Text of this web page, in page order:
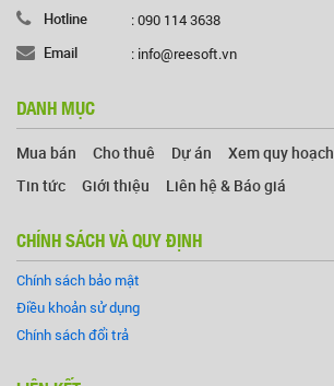
Hotline
: 090 114 3638
Email
: info@reesoft.vn
DANH MỤC
Mua bán Cho thuê Dự án Xem quy hoạch
Tin tức
Giới thiệu Liên hệ & Báo giá
CHÍNH SÁCH VÀ QUY ĐỊNH
Chính sách bảo mật
Điều khoản sử dụng
Chính sách đổi trả